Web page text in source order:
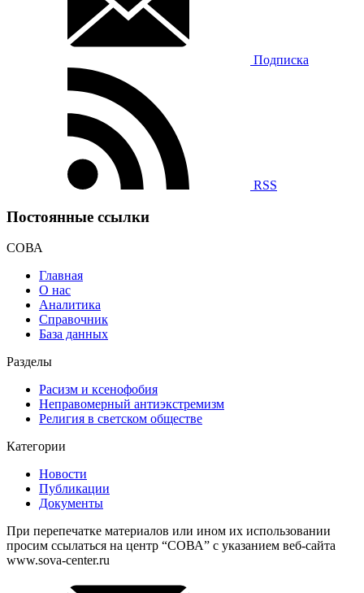
Подписка
RSS
Постоянные ссылки
СОВА
Главная
О нас
Аналитика
Справочник
База данных
Разделы
Расизм и ксенофобия
Неправомерный антиэкстремизм
Религия в светском обществе
Категории
Новости
Публикации
Документы
При перепечатке материалов или ином их использовании
просим ссылаться на центр “СОВА” с указанием веб-сайта
www.sova-center.ru